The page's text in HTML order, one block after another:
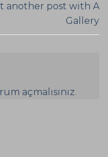
another post with A
Gallery
açmalısınız.